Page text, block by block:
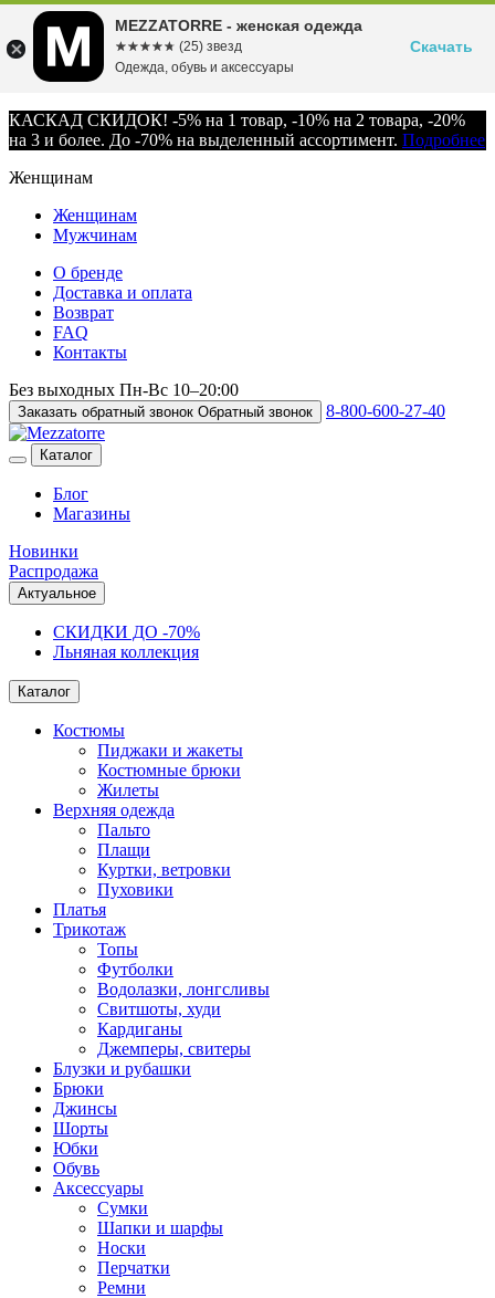
КАСКАД СКИДОК! -5% на 1 товар, -10% на 2 товара, -20%
на 3 и более. До -70% на выделенный ассортимент. Подробнее
Женщинам
Женщинам
Мужчинам
О бренде
Доставка и оплата
Возврат
FAQ
Контакты
Без выходных Пн-Вс 10–20:00
Заказать обратный звонок Обратный звонок 8-800-600-27-40
Каталог
Блог
Магазины
Новинки
Распродажа
Актуальное
СКИДКИ ДО -70%
Льняная коллекция
Каталог
Костюмы
Пиджаки и жакеты
Костюмные брюки
Жилеты
Верхняя одежда
Пальто
Плащи
Куртки, ветровки
Пуховики
Платья
Трикотаж
Топы
Футболки
Водолазки, лонгсливы
Свитшоты, худи
Кардиганы
Джемперы, свитеры
Блузки и рубашки
Брюки
Джинсы
Шорты
Юбки
Обувь
Аксессуары
Сумки
Шапки и шарфы
Носки
Перчатки
Ремни
MEZZATORRE - женская одежда
☆☆☆☆☆
★★★★★ (25) звезд
Одежда, обувь и аксессуары
Скачать